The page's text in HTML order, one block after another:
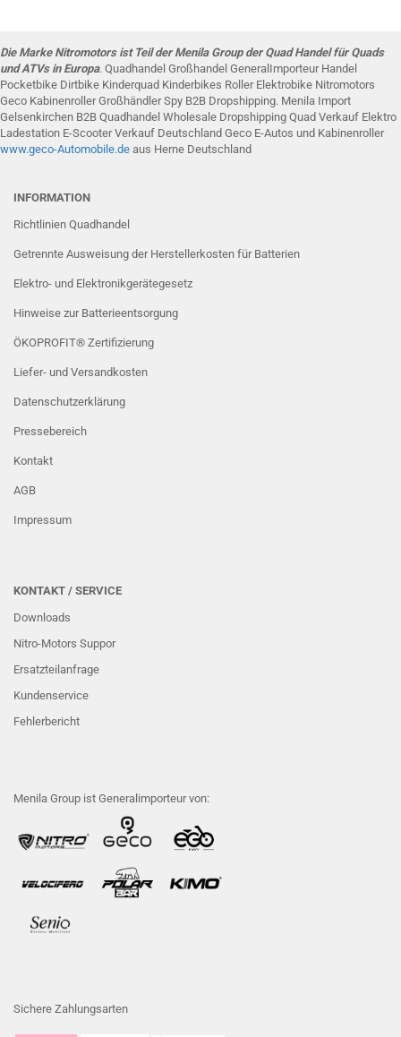
Die Marke Nitromotors ist Teil der Menila Group der Quad Handel für Quads
und ATVs in Europa. Quadhandel Großhandel GeneralImporteur Handel
Pocketbike Dirtbike Kinderquad Kinderbikes Roller Elektrobike Nitromotors
Geco Kabinenroller Großhändler Spy B2B Dropshipping. Menila Import
Gelsenkirchen B2B Quadhandel Wholesale Dropshipping Quad Verkauf Elektro
Ladestation E-Scooter Verkauf Deutschland Geco E-Autos und Kabinenroller
www.geco-Automobile.de aus Herne Deutschland
INFORMATION
Richtlinien Quadhandel
Getrennte Ausweisung der Herstellerkosten für Batterien
Elektro- und Elektronikgerätegesetz
Hinweise zur Batterieentsorgung
ÖKOPROFIT® Zertifizierung
Liefer- und Versandkosten
Datenschutzerklärung
Pressebereich
Kontakt
AGB
Impressum
KONTAKT / SERVICE
Downloads
Nitro-Motors Suppor
Ersatzteilanfrage
Kundenservice
Fehlerbericht
Menila Group ist Generalimporteur von:
Sichere Zahlungsarten